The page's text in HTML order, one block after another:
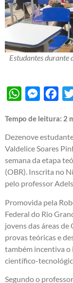
Estudantes
WhatsApp
Tempo de leitura: 2
Dezenove
Valdelice Soares
semana da etapa
(OBR). Inscrita no
pelo professor
Promovida pela
Federal do Rio
jovens das áreas de
provas teóricas e
também incentiva o
científico-
Segundo o